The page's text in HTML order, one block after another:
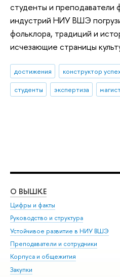
студенты и преподаватели
индустрий НИУ ВШЭ
фольклора, традиций и
исчезающие страницы
достижения конструктор
студенты
экспертиза
О ВЫШКЕ
Цифры и факты
Руководство и структура
Устойчивое развитие в НИУ ВШЭ
Преподаватели и сотрудники
Корпуса и общежития
Закупки